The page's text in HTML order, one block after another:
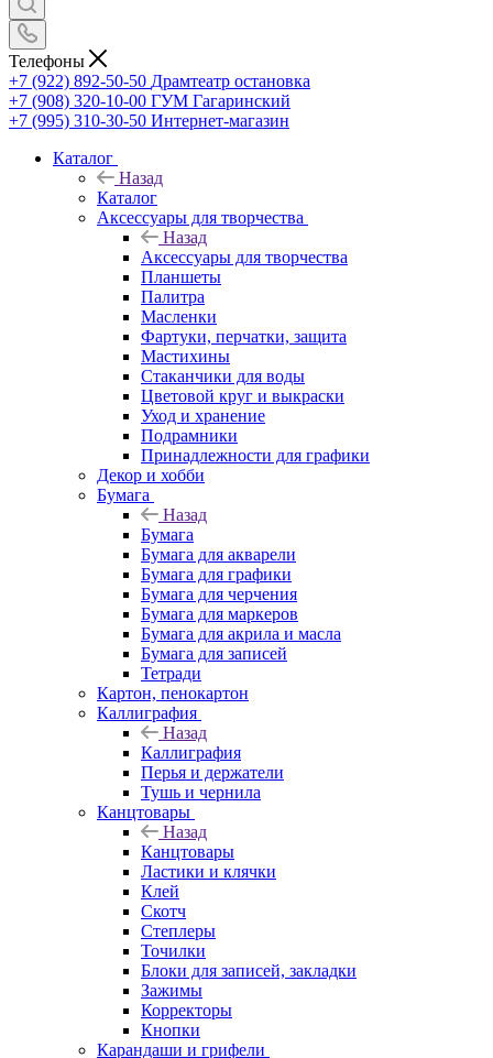
Телефоны
+7 (922) 892-50-50 Драмтеатр остановка
+7 (908) 320-10-00 ГУМ Гагаринский
+7 (995) 310-30-50 Интернет-магазин
Каталог
Назад
Каталог
Аксессуары для творчества
Назад
Аксессуары для творчества
Планшеты
Палитра
Масленки
Фартуки, перчатки, защита
Мастихины
Стаканчики для воды
Цветовой круг и выкраски
Уход и хранение
Подрамники
Принадлежности для графики
Декор и хобби
Бумага
Назад
Бумага
Бумага для акварели
Бумага для графики
Бумага для черчения
Бумага для маркеров
Бумага для акрила и масла
Бумага для записей
Тетради
Картон, пенокартон
Каллиграфия
Назад
Каллиграфия
Перья и держатели
Тушь и чернила
Канцтовары
Назад
Канцтовары
Ластики и клячки
Клей
Скотч
Степлеры
Точилки
Блоки для записей, закладки
Зажимы
Корректоры
Кнопки
Карандаши и грифели